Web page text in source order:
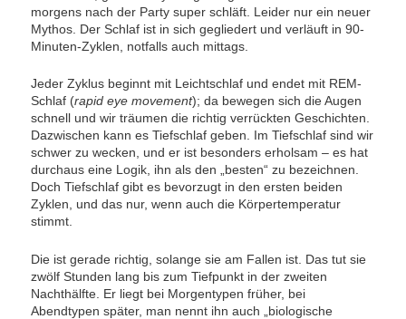
morgens nach der Party super schläft. Leider nur ein neuer
Mythos. Der Schlaf ist in sich gegliedert und verläuft in 90-
Minuten-Zyklen, notfalls auch mittags.
Jeder Zyklus beginnt mit Leichtschlaf und endet mit REM-
Schlaf (rapid eye movement); da bewegen sich die Augen
schnell und wir träumen die richtig verrückten Geschichten.
Dazwischen kann es Tiefschlaf geben. Im Tiefschlaf sind wir
schwer zu wecken, und er ist besonders erholsam – es hat
durchaus eine Logik, ihn als den „besten“ zu bezeichnen.
Doch Tiefschlaf gibt es bevorzugt in den ersten beiden
Zyklen, und das nur, wenn auch die Körpertemperatur
stimmt.
Die ist gerade richtig, solange sie am Fallen ist. Das tut sie
zwölf Stunden lang bis zum Tiefpunkt in der zweiten
Nachthälfte. Er liegt bei Morgentypen früher, bei
Abendtypen später, man nennt ihn auch „biologische